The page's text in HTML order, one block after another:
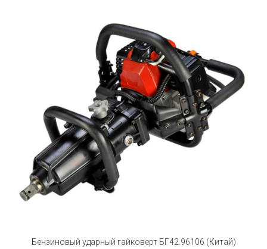
Бензиновый ударный гайковерт БГ42.96106 (Китай)